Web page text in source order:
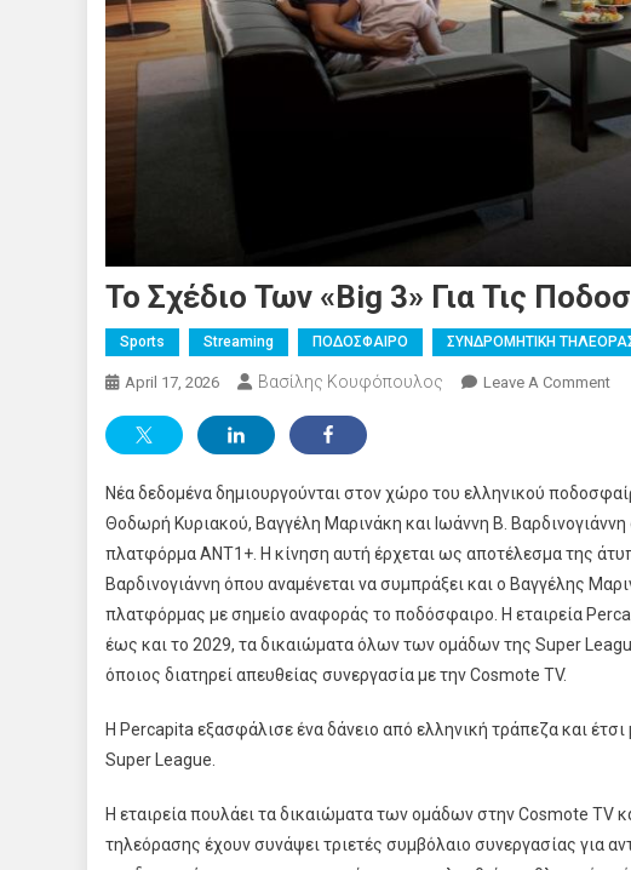
Το Σχέδιο Των «Big 3» Για Τις
Sports Streaming ΠΟΔΟΣΦΑΙΡΟ ΣΥΝΔΡΟΜΗΤΙΚΗ
April 17, 2026 Βασίλης Κουφόπουλος Leave A CommentOn
3»
Για
Νέα δεδομένα δημιουργούνται στον χώρο του ελληνικού
Θοδωρή Κυριακού, Βαγγέλη Μαρινάκη και Ιωάννη Β.
πλατφόρμα ΑΝΤ1+. Η κίνηση αυτή έρχεται ως αποτέλεσμα της
Βαρδινογιάννη όπου αναμένεται να συμπράξει και ο Βαγγέλης
πλατφόρμας με σημείο αναφοράς το ποδόσφαιρο. Η εταιρεία
έως και το 2029, τα δικαιώματα όλων των ομάδων της Super
όποιος διατηρεί απευθείας συνεργασία με την Cosmote TV.
Η Percapita εξασφάλισε ένα δάνειο από ελληνική τράπεζα και
Super League.
Η εταιρεία πουλάει τα δικαιώματα των ομάδων στην Cosmote TV
τηλεόρασης έχουν συνάψει τριετές συμβόλαιο συνεργασίας για